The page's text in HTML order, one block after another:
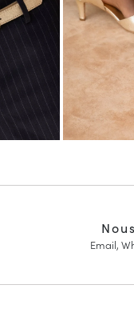
Email,